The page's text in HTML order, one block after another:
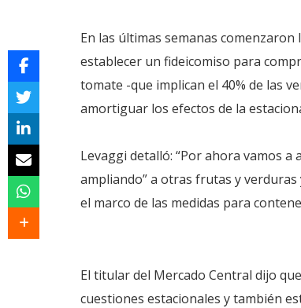
En las últimas semanas
establecer un fideicomiso para
tomate -que implican el 40% de las
amortiguar los efectos de la
Levaggi detalló: “Por ahora vamos
ampliando” a otras frutas y
el marco de las medidas para
El titular del Mercado Central dijo
cuestiones estacionales y también